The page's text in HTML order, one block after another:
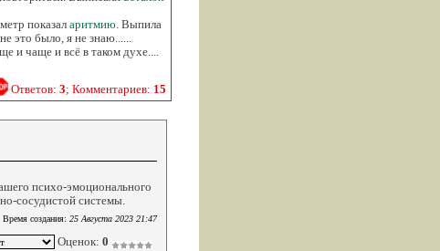
показал аритмию. Выпила
это было, я не знаю......
и чаще и всё в таком духе....
Ответов: 3; Комментариев: 15
психо-эмоционального
сосудистой системы.
Время создания: 25 Августа 2023 21:47
Оценок: 0